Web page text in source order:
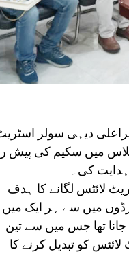
دیہی سولر
میں سکیم کی پیش
ہدایت کی۔
آئی کہ ارریہ ضلع کے لیے 30,980 سولر اسٹریٹ لائٹس لگانے کا ہدف
تھا جس میں سے تین
ہو چکے ہیں۔ چوتھے مرحلے میں 5,890 اسٹریٹ لائٹس کو تبدیل کرنے کا